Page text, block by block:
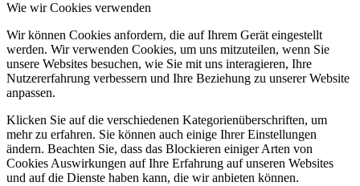
Wie wir Cookies verwenden
Wir können Cookies anfordern, die auf Ihrem Gerät eingestellt
werden. Wir verwenden Cookies, um uns mitzuteilen, wenn Sie
unsere Websites besuchen, wie Sie mit uns interagieren, Ihre
Nutzererfahrung verbessern und Ihre Beziehung zu unserer Website
anpassen.
Klicken Sie auf die verschiedenen Kategorienüberschriften, um
mehr zu erfahren. Sie können auch einige Ihrer Einstellungen
ändern. Beachten Sie, dass das Blockieren einiger Arten von
Cookies Auswirkungen auf Ihre Erfahrung auf unseren Websites
und auf die Dienste haben kann, die wir anbieten können.